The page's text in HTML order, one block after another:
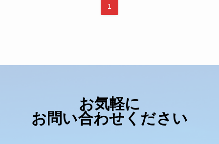
1
お気軽に
お問い合わせください